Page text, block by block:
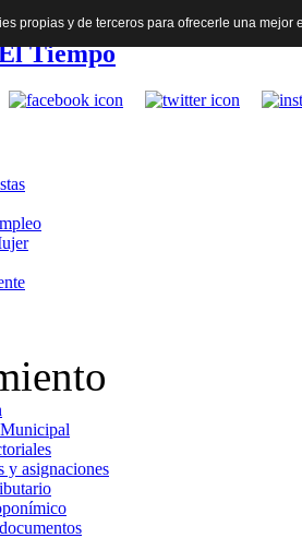
Tiempo
y asignaciones
propias y de terceros para ofrecerle una